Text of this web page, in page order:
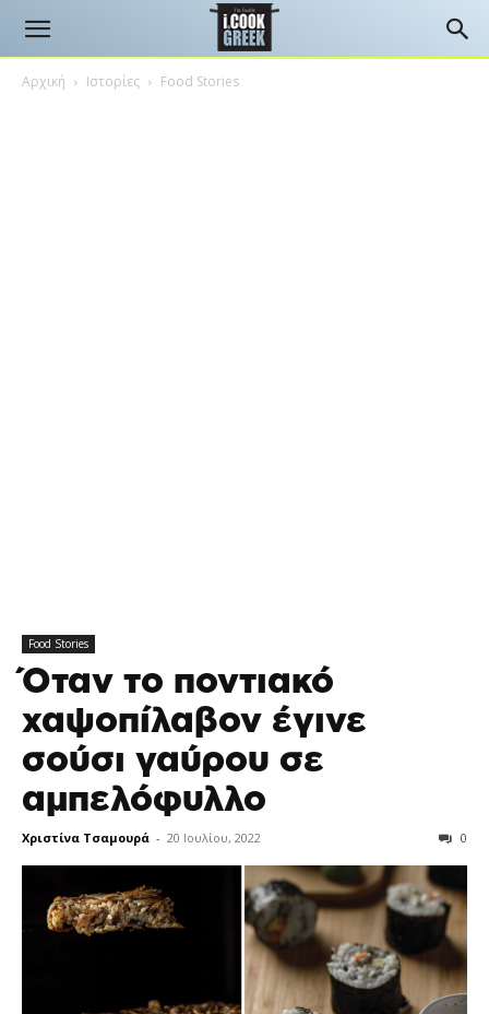
Αρχική Ιστορίες Food Stories
Food Stories
Όταν το ποντιακό
χαψοπίλαβον έγινε
σούσι γαύρου σε
αμπελόφυλλο
Χριστίνα Τσαμουρά - 20 Ιουλίου, 2022 0